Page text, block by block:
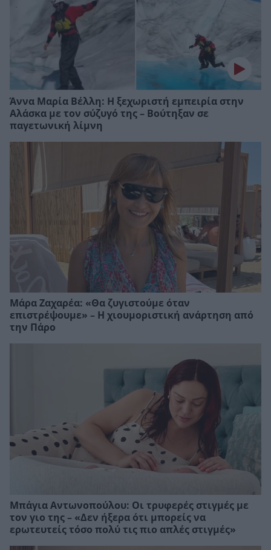
Άννα Μαρία Βέλλη: Η ξεχωριστή εμπειρία στην
Αλάσκα με τον σύζυγό της – Βούτηξαν σε
παγετωνική λίμνη
Μάρα Ζαχαρέα: «Θα ζυγιστούμε όταν
επιστρέψουμε» – Η χιουμοριστική ανάρτηση από
την Πάρο
Μπάγια Αντωνοπούλου: Οι τρυφερές στιγμές με
τον γιο της – «Δεν ήξερα ότι μπορείς να
ερωτευτείς τόσο πολύ τις πιο απλές στιγμές»